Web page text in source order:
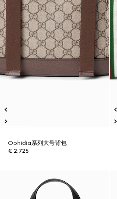
Ophidia系列大号背包
€ 2.725